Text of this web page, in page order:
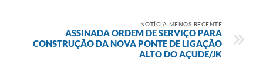
NOTÍCIA MENOS RECENTE
ASSINADA ORDEM DE SERVIÇO PARA
CONSTRUÇÃO DA NOVA PONTE DE LIGAÇÃO
ALTO DO AÇUDE/JK